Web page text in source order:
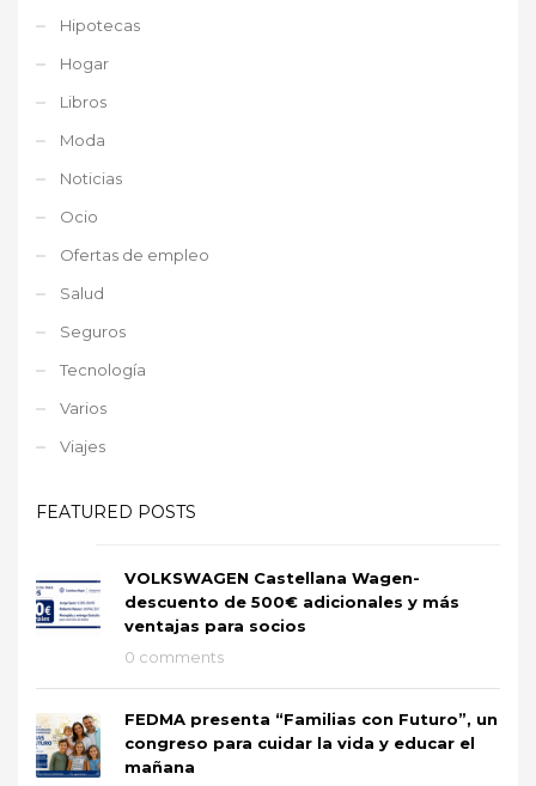
Hipotecas
Hogar
Libros
Moda
Noticias
Ocio
Ofertas de empleo
Salud
Seguros
Tecnología
Varios
Viajes
FEATURED POSTS
VOLKSWAGEN Castellana Wagen-
descuento de 500€ adicionales y más
ventajas para socios
0 comments
FEDMA presenta “Familias con Futuro”, un
congreso para cuidar la vida y educar el
mañana